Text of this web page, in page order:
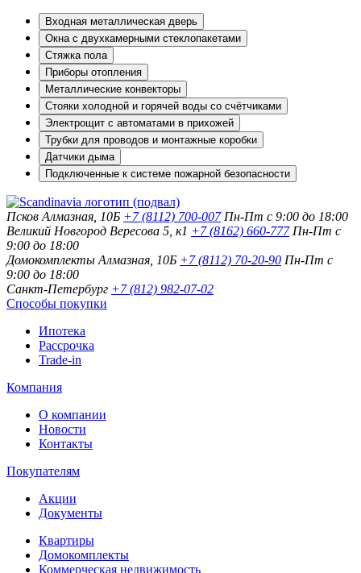
Входная металлическая дверь
Окна с двухкамерными стеклопакетами
Стяжка пола
Приборы отопления
Металлические конвекторы
Стояки холодной и горячей воды со счётчиками
Электрощит с автоматами в прихожей
Трубки для проводов и монтажные коробки
Датчики дыма
Подключенные к системе пожарной безопасности
Псков Алмазная, 10Б +7 (8112) 700-007 Пн-Пт с 9:00 до 18:00
Великий Новгород Вересова 5, к1 +7 (8162) 660-777 Пн-Пт с
9:00 до 18:00
Домокомплекты Алмазная, 10Б +7 (8112) 70-20-90 Пн-Пт с
9:00 до 18:00
Санкт-Петербург +7 (812) 982-07-02
Способы покупки
Ипотека
Рассрочка
Trade-in
Компания
О компании
Новости
Контакты
Покупателям
Акции
Документы
Квартиры
Домокомплекты
Коммерческая недвижимость